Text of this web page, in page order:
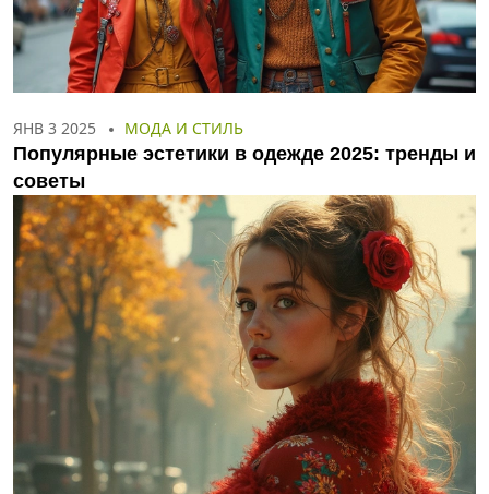
ЯНВ 3 2025 МОДА И СТИЛЬ
Популярные эстетики в одежде 2025: тренды и
советы